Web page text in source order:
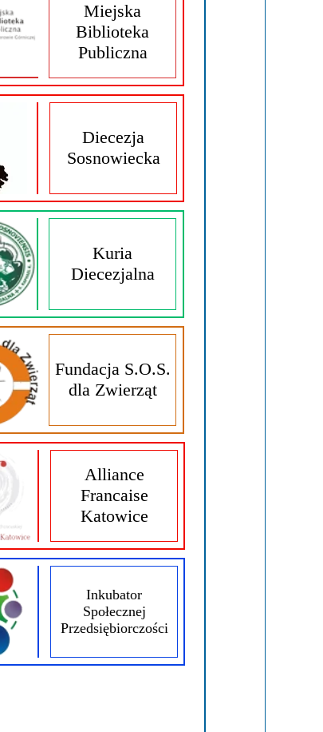
Miejska
Biblioteka
Publiczna
Fundacja S.O.S.
dla Zwierząt
Kuria
Diecezjalna
Alliance
Francaise
Katowice
Diecezja
Sosnowiecka
Inkubator
Społecznej
Przedsiębiorczości